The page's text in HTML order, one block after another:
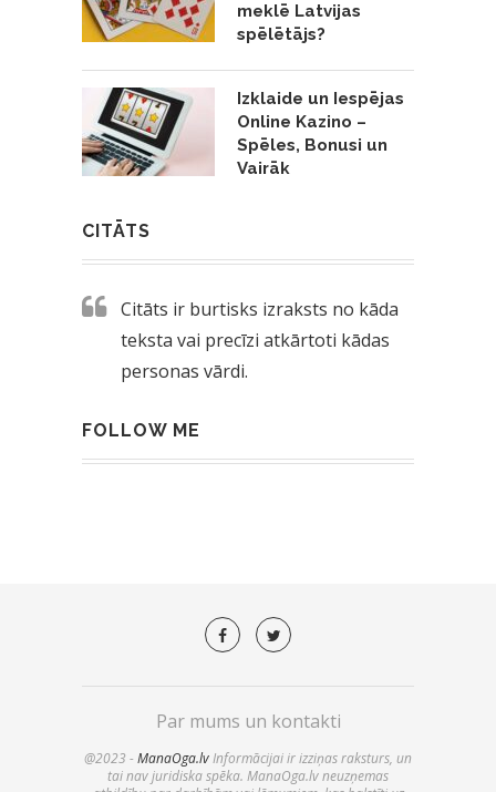
meklē Latvijas
spēlētājs?
Izklaide un Iespējas
Online Kazino –
Spēles, Bonusi un
Vairāk
CITĀTS
Citāts ir burtisks izraksts no kāda
teksta vai precīzi atkārtoti kādas
personas vārdi.
FOLLOW ME
Par mums un kontakti
@2023 - ManaOga.lvInformācijai ir izziņas raksturs, un
tai nav juridiska spēka. ManaOga.lv neuzņemas